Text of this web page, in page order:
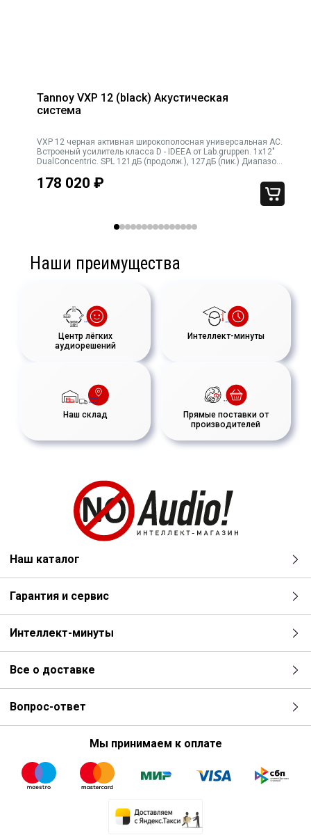
Tannoy VXP 12 (black) Акустическая
система
VXP 12 черная активная широкополосная универсальная АС.
Встроеный усилитель класса D - IDEEA от Lab.gruppen. 1х12"
DualConcentric. SPL 121дБ (продолж.), 127дБ (пик.) Диапазон
Подключение
178 020 ₽
Наши преимущества
Центр лёгких
аудиорешений
Интеллект-минуты
Наш склад
Прямые поставки от
производителей
Наш каталог
Гарантия и сервис
Интеллект-минуты
Все о доставке
Вопрос-ответ
Мы принимаем к оплате